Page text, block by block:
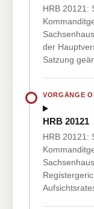
HRB 20121:
der
Satzung
VORGÄNGE
HRB 20121
HRB 20121: